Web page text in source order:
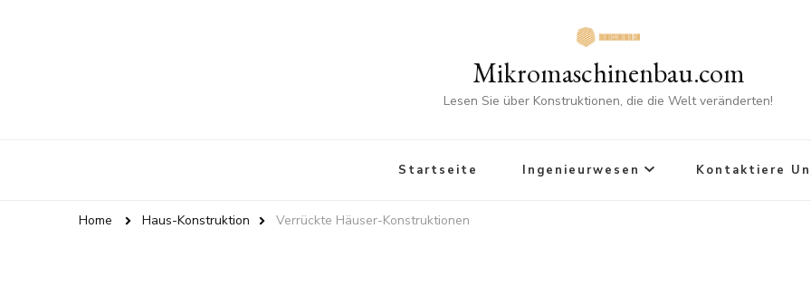
Mikromaschinenbau.com
Lesen Sie über Konstruktionen, die die Welt veränderten!
Startseite Ingenieurwesen Kontaktiere
Home Haus-Konstruktion Verrückte Häuser-Konstruktionen